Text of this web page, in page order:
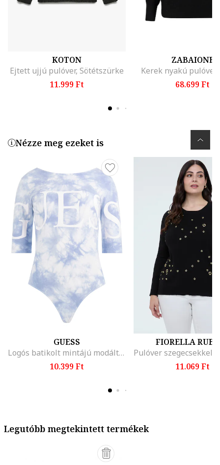
KOTON
Ejtett ujjú pulóver, Sötétszürke
11.999 Ft
ZABAIONE
Kerek nyakú pulóver,
68.699 Ft
Nézze meg ezeket is
GUESS
Logós batikolt mintájú modáltartalmú body
10.399 Ft
FIORELLA
11.069 Ft
Legutóbb megtekintett termékek